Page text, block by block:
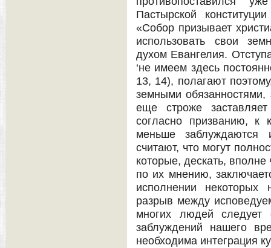
Пастырской
«Собор призывает
использовать свои
духом Евангелия.
‘не имеем здесь
13, 14), полагают
земными
еще строже
согласно призванию, к
меньше
считают, что могут
которые, дескать,
по их мнению,
исполнении некоторых
разрыв между
многих людей следует
заблуждений нашего
необходима интеграция